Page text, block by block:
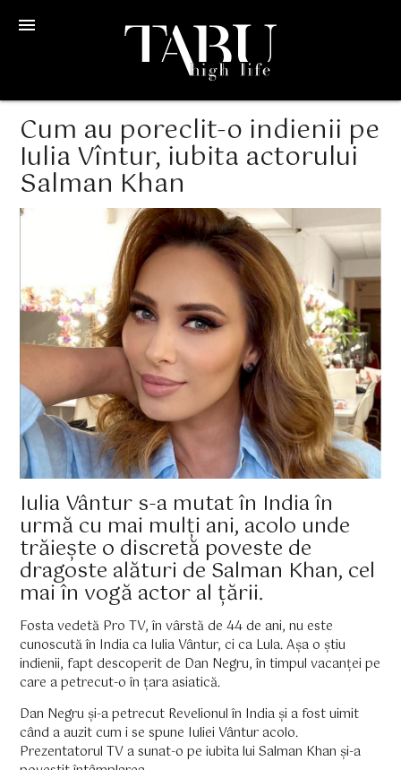
menu
Cum au poreclit-o indienii pe
Iulia Vîntur, iubita actorului
Salman Khan
Iulia Vântur s-a mutat în India în
urmă cu mai mulți ani, acolo unde
trăiește o discretă poveste de
dragoste alături de Salman Khan, cel
mai în vogă actor al țării.
Fosta vedetă Pro TV, în vârstă de 44 de ani, nu este
cunoscută în India ca Iulia Vântur, ci ca Lula. Așa o știu
indienii, fapt descoperit de Dan Negru, în timpul vacanței pe
care a petrecut-o în țara asiatică.
Dan Negru și-a petrecut Revelionul în India și a fost uimit
când a auzit cum i se spune Iuliei Vântur acolo.
Prezentatorul TV a sunat-o pe iubita lui Salman Khan și-a